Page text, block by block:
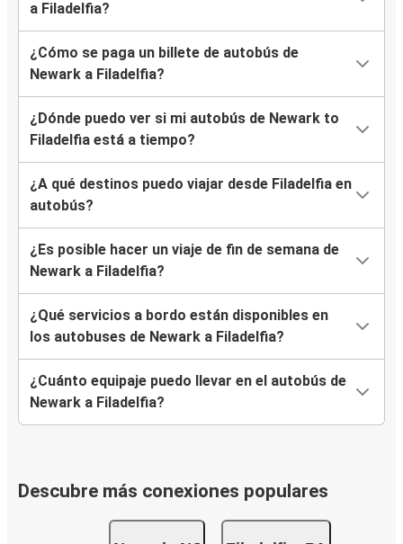
a Filadelfia?
¿Cómo se paga un billete de autobús de
Newark a Filadelfia?
¿Dónde puedo ver si mi autobús de Newark to
Filadelfia está a tiempo?
¿A qué destinos puedo viajar desde Filadelfia en
autobús?
¿Es posible hacer un viaje de fin de semana de
Newark a Filadelfia?
¿Qué servicios a bordo están disponibles en
los autobuses de Newark a Filadelfia?
¿Cuánto equipaje puedo llevar en el autobús de
Newark a Filadelfia?
Descubre más conexiones populares